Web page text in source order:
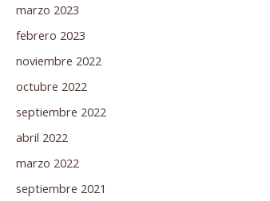
marzo 2023
febrero 2023
noviembre 2022
octubre 2022
septiembre 2022
abril 2022
marzo 2022
septiembre 2021